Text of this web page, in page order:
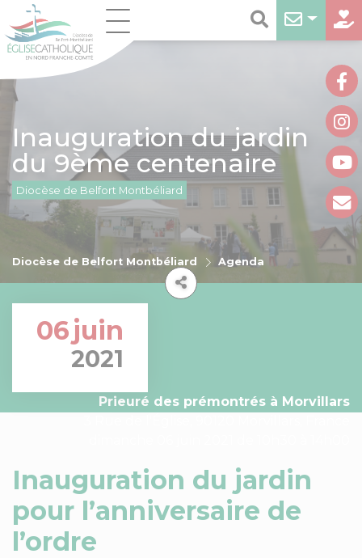
Inauguration du jardin
du 9ème centenaire
Diocèse de Belfort Montbéliard
Diocèse de Belfort Montbéliard Agenda
06juin
2021
Prieuré des prémontrés à Morvillars
Inauguration du jardin
pour l’anniversaire de
l’ordre